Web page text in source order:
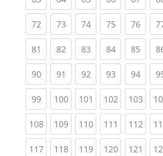
72(current)
73(current)
74(current)
75(current)
76
81 (current)
82(current)
83(current)
84(current)
85
90(current)
91 (current)
92(current)
93(current)
94
99(current)
100(current)
101 (current)
102(current)
103
108(current)
109(current)
110(current)
111 (current)
112
117(current)
118(current)
119(current)
120(current)
121